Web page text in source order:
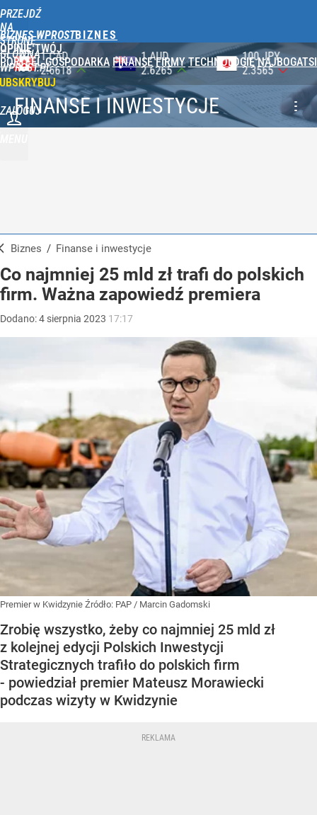
PRZEJDŹ
NA
STRONĘ
GŁÓWNĄ
WPROST.PL
BIZNES WPROST
OPINIE TWÓJ
PORTFEL GOSPODARKA FINANSE FIRMY TECHNOLOGIE NAJBOGATSI
ZALOGUJ
1 AUD
2.6265
100 JPY
2.3565
1 NOK
0.3920
FINANSE I INWESTYCJE
Biznes / Finanse i inwestycje
Co najmniej 25 mld zł trafi do polskich
firm. Ważna zapowiedź premiera
Dodano:4 sierpnia 2023 17:17
Premier w Kwidzynie Źródło: PAP / Marcin Gadomski
Zrobię wszystko, żeby co najmniej 25 mld zł
z kolejnej edycji Polskich Inwestycji
Strategicznych trafiło do polskich firm
- powiedział premier Mateusz Morawiecki
podczas wizyty w Kwidzynie